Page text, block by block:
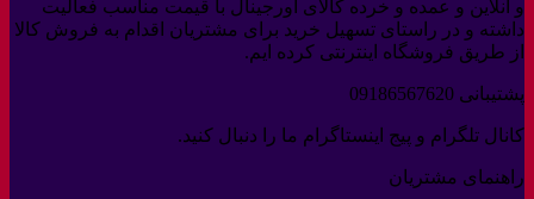
و آنلاین و عمده و خرده کالای اورجینال با قیمت مناسب فعالیت
داشته و در راستای تسهیل خرید برای مشتریان اقدام به فروش کالا
از طریق فروشگاه اینترنتی کرده ایم.
پشتیبانی 09186567620
کانال تلگرام و پیج اینستاگرام ما را دنبال کنید.
راهنمای مشتریان